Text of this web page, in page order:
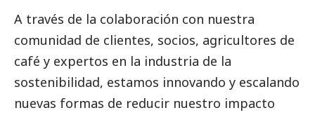
A través de la colaboración con nuestra
comunidad de clientes, socios, agricultores de
café y expertos en la industria de la
sostenibilidad, estamos innovando y escalando
nuevas formas de reducir nuestro impacto